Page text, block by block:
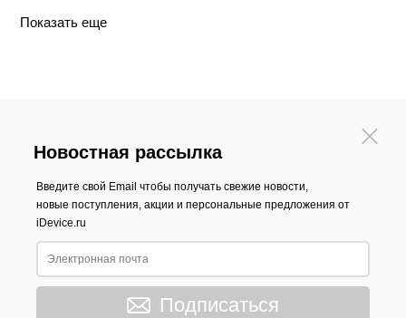
Показать еще
Новостная рассылка
Введите свой Email чтобы получать свежие новости,
новые поступления, акции и персональные предложения от
iDevice.ru
Подписаться